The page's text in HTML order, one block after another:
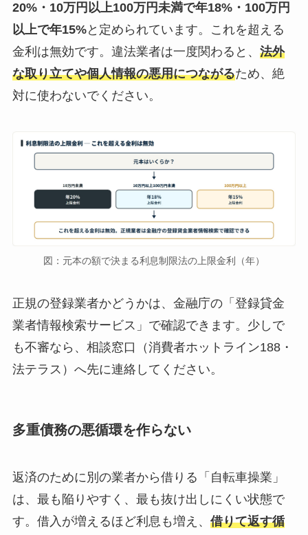
20%・10万円以上100万円未満で年18%・100万円
以上で年15%と定められています。これを超える
金利は無効です。違法業者は一度関わると、 法外
な取り立てや個人情報の悪用につながるため、絶
対に使わないでください。
図：元本の額で決まる利息制限法の上限金利（年）
正規の登録業者かどうかは、金融庁の「登録貸金
業者情報検索サービス」で確認できます。少しで
も不審なら、相談窓口（消費者ホットライン188・
法テラス）へ先に連絡してください。
多重債務の悪循環を作らない
返済のために別の業者から借りる「自転車操業」
は、最も陥りやすく、最も抜け出しにくい状態で
す。借入が増えるほど利息も増え、 借りて返す循